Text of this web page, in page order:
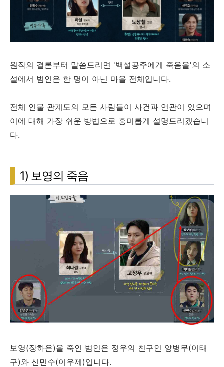
원작의 결론부터 말씀드리면 '백설공주에게 죽음을'의 소
설에서 범인은 한 명이 아닌 마을 전체입니다.
전체 인물 관계도의 모든 사람들이 사건과 연관이 있으며
이에 대해 가장 쉬운 방법으로 흥미롭게 설명드리겠습니
다.
1) 보영의 죽음
보영(장하은)을 죽인 범인은 정우의 친구인 양병무(이태
구)와 신민수(이우제)입니다.